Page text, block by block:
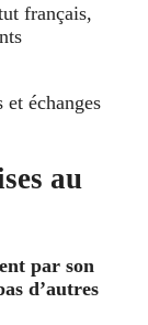
français,
et échanges
au
par son
d’autres